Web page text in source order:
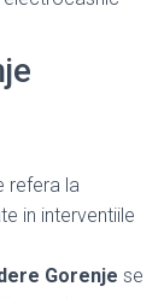
refera la
in interventiile
Gorenje se